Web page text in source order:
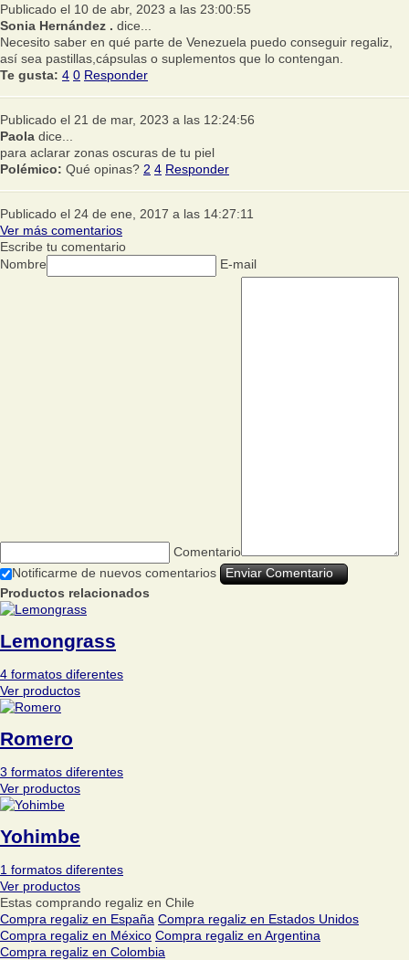
Publicado el 10 de abr, 2023 a las 23:00:55
Sonia Hernández . dice...
Necesito saber en qué parte de Venezuela puedo conseguir regaliz,
así sea pastillas,cápsulas o suplementos que lo contengan.
Te gusta: 4 0 Responder
Publicado el 21 de mar, 2023 a las 12:24:56
Paola dice...
para aclarar zonas oscuras de tu piel
Polémico: Qué opinas? 2 4 Responder
Publicado el 24 de ene, 2017 a las 14:27:11
Ver más comentarios
Escribe tu comentario
Nombre
E-mail
Comentario
Notificarme de nuevos comentarios
Productos relacionados
Lemongrass
4 formatos diferentes
Ver productos
Romero
3 formatos diferentes
Ver productos
Yohimbe
1 formatos diferentes
Ver productos
Estas comprando regaliz en Chile
Compra regaliz en España Compra regaliz en Estados Unidos
Compra regaliz en México Compra regaliz en Argentina
Compra regaliz en Colombia